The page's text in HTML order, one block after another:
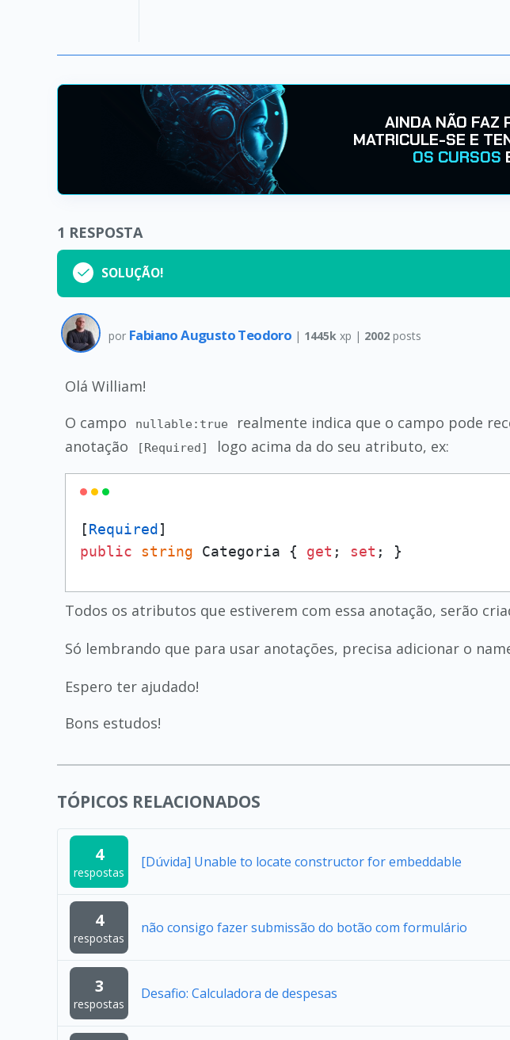
AINDA NÃO FAZ
MATRICULE-SE E
OS CURSOS
1 RESPOSTA
SOLUÇÃO!
por Fabiano Augusto Teodoro | 1445k xp | 2002posts
Olá William!
O campo
nullable:true realmente indica que o campo pode
anotação
[Required] logo acima da do seu atributo, ex:
[Required
public
string Categoria { get ; set ; }
Todos os atributos que estiverem com essa anotação, serão
Só lembrando que para usar anotações, precisa adicionar o
Espero ter ajudado!
Bons estudos!
TÓPICOS RELACIONADOS
4
respostas
[Dúvida] Unable to locate constructor for embeddable
4
respostas
não consigo fazer submissão do botão com formulário
3
respostas
Desafio: Calculadora de despesas